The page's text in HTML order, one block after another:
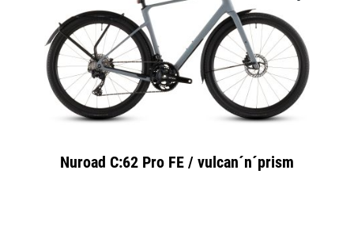
Nuroad C:62 Pro FE / vulcan´n´prism